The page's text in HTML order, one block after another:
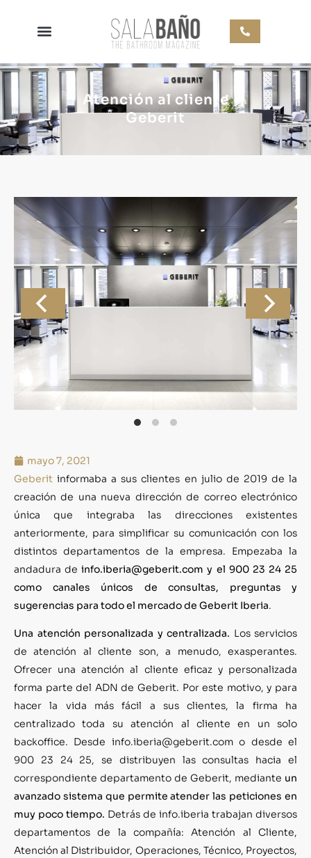
Atención al cliente
Geberit
mayo 7, 2021
Geberit informaba a sus clientes en julio de 2019 de la
creación de una nueva dirección de correo electrónico
única que integraba las direcciones existentes
anteriormente, para simplificar su comunicación con los
distintos departamentos de la empresa. Empezaba la
andadura de info.iberia@geberit.com y el 900 23 24 25
como canales únicos de consultas, preguntas y
sugerencias para todo el mercado de Geberit Iberia.
Una atención personalizada y centralizada. Los servicios
de atención al cliente son, a menudo, exasperantes.
Ofrecer una atención al cliente eficaz y personalizada
forma parte del ADN de Geberit. Por este motivo, y para
hacer la vida más fácil a sus clientes, la firma ha
centralizado toda su atención al cliente en un solo
backoffice. Desde info.iberia@geberit.com o desde el
900 23 24 25, se distribuyen las consultas hacia el
correspondiente departamento de Geberit, mediante un
avanzado sistema que permite atender las peticiones en
muy poco tiempo. Detrás de info.iberia trabajan diversos
departamentos de la compañía: Atención al Cliente,
Atención al Distribuidor, Operaciones, Técnico, Proyectos,